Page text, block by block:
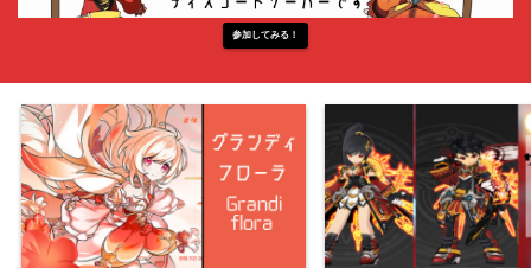
参加してみる！